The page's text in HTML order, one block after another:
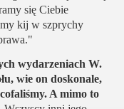
się Ciebie
kij w szprychy
wydarzeniach W.
wie on doskonale,
A mimo to